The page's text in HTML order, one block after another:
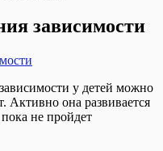
зависимости
у детей можно
Активно она развивается
не пройдет